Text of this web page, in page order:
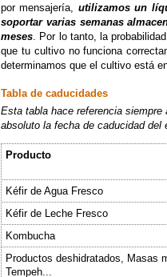
por mensajería, utilizamos un
soportar varias semanas
meses . Por lo tanto, la
que tu cultivo no funciona
determinamos que el cultivo está
Tabla de caducidades
Esta tabla hace referencia
absoluto la fecha de caducidad del
Producto
Kéfir de Agua Fresco
Kéfir de Leche Fresco
Kombucha
Productos deshidratados, Masas
Tempeh...